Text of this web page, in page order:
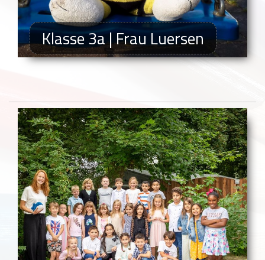
Klasse 3a | Frau Luersen